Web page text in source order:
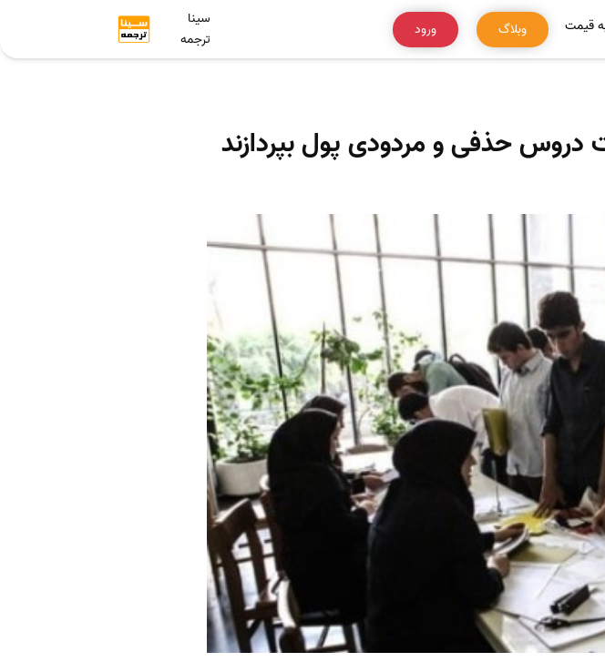
قیمت وبلاگ ورود
سینا
ترجمه
دروس حذفی و مردودی پول بپردازند